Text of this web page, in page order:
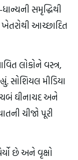
સમૃદ્ધિથી
આચ્છાદિત
લોકોને વસ્ત્ર,
સોશિયલ મીડિયા
ઘીનાચદ અને
ચીજો પૂરી
છે અને વૃક્ષો